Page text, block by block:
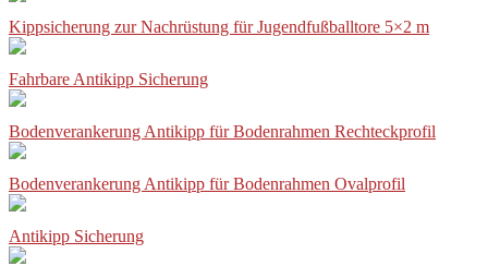
Kippsicherung zur Nachrüstung für Jugendfußballtore 5×2 m
Fahrbare Antikipp Sicherung
Bodenverankerung Antikipp für Bodenrahmen Rechteckprofil
Bodenverankerung Antikipp für Bodenrahmen Ovalprofil
Antikipp Sicherung